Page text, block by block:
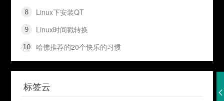

Linux下安装QT
Linux时间戳转换
哈佛推荐的20个快乐的习惯
标签云